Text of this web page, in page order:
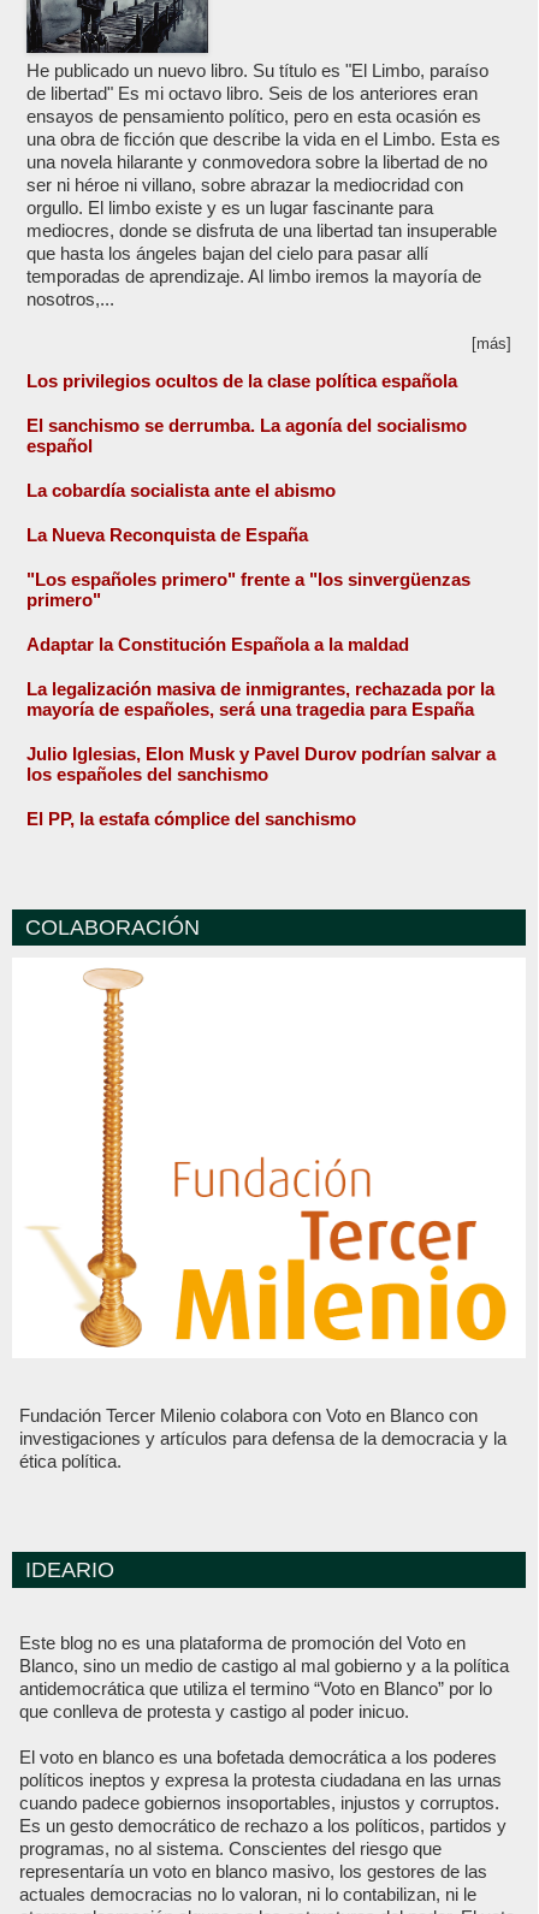
He publicado un nuevo libro. Su título es "El Limbo, paraíso
de libertad" Es mi octavo libro. Seis de los anteriores eran
ensayos de pensamiento político, pero en esta ocasión es
una obra de ficción que describe la vida en el Limbo. Esta es
una novela hilarante y conmovedora sobre la libertad de no
ser ni héroe ni villano, sobre abrazar la mediocridad con
orgullo. El limbo existe y es un lugar fascinante para
mediocres, donde se disfruta de una libertad tan insuperable
que hasta los ángeles bajan del cielo para pasar allí
temporadas de aprendizaje. Al limbo iremos la mayoría de
nosotros,...
[más]
Los privilegios ocultos de la clase política española
El sanchismo se derrumba. La agonía del socialismo
español
La cobardía socialista ante el abismo
La Nueva Reconquista de España
"Los españoles primero" frente a "los sinvergüenzas
primero"
Adaptar la Constitución Española a la maldad
La legalización masiva de inmigrantes, rechazada por la
mayoría de españoles, será una tragedia para España
Julio Iglesias, Elon Musk y Pavel Durov podrían salvar a
los españoles del sanchismo
El PP, la estafa cómplice del sanchismo
COLABORACIÓN
Fundación Tercer Milenio colabora con Voto en Blanco con
investigaciones y artículos para defensa de la democracia y la
ética política.
IDEARIO
Este blog no es una plataforma de promoción del Voto en
Blanco, sino un medio de castigo al mal gobierno y a la política
antidemocrática que utiliza el termino “Voto en Blanco” por lo
que conlleva de protesta y castigo al poder inicuo.
El voto en blanco es una bofetada democrática a los poderes
políticos ineptos y expresa la protesta ciudadana en las urnas
cuando padece gobiernos insoportables, injustos y corruptos.
Es un gesto democrático de rechazo a los políticos, partidos y
programas, no al sistema. Conscientes del riesgo que
representaría un voto en blanco masivo, los gestores de las
actuales democracias no lo valoran, ni lo contabilizan, ni le